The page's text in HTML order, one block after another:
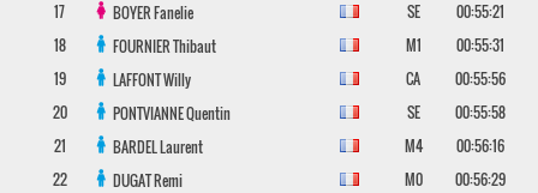
17
BOYERFanelie SE
00:55:21
18
FOURNIERThibaut M1
00:55:31
19
LAFFONTWilly CA
00:55:56
20
PONTVIANNEQuentin SE
00:55:58
21
BARDELLaurent M4
00:56:16
22
DUGATRemi M0
00:56:29